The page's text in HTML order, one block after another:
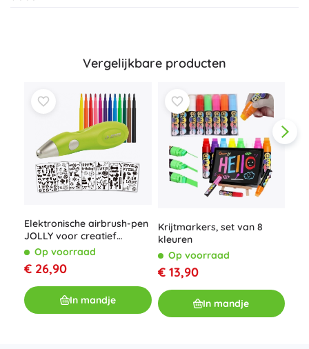
Vergelijkbare producten
Elektronische airbrush-pen
JOLLY voor creatief
schilderen
Op voorraad
€ 26,90
In mandje
Krijtmarkers, set van 8
kleuren
Op voorraad
€ 13,90
In mandje